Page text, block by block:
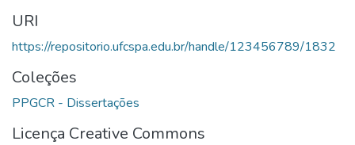
URI
https://repositorio.ufcspa.edu.br/handle/123456789/1832
Coleções
PPGCR - Dissertações
Licença Creative Commons